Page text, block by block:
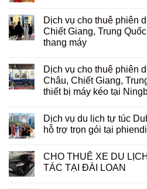
Dịch vụ cho thuê phiên
Chiết Giang, Trung
thang máy
Dịch vụ cho thuê phiên
Châu, Chiết Giang,
thiết bị máy kéo tại
Dịch vụ du lịch tự túc
hỗ trợ trọn gói tại
CHO THUÊ XE DU
TÁC TẠI ĐÀI LOAN